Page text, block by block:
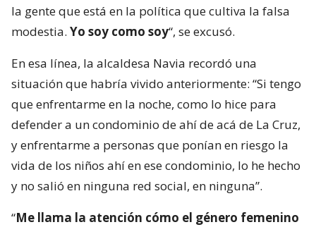
la gente que está en la política que cultiva la falsa
modestia. Yo soy como soy“, se excusó.
En esa línea, la alcaldesa Navia recordó una
situación que habría vivido anteriormente: “Si tengo
que enfrentarme en la noche, como lo hice para
defender a un condominio de ahí de acá de La Cruz,
y enfrentarme a personas que ponían en riesgo la
vida de los niños ahí en ese condominio, lo he hecho
y no salió en ninguna red social, en ninguna”.
“Me llama la atención cómo el género femenino